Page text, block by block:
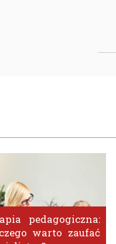
pedagogiczna:
warto zaufać